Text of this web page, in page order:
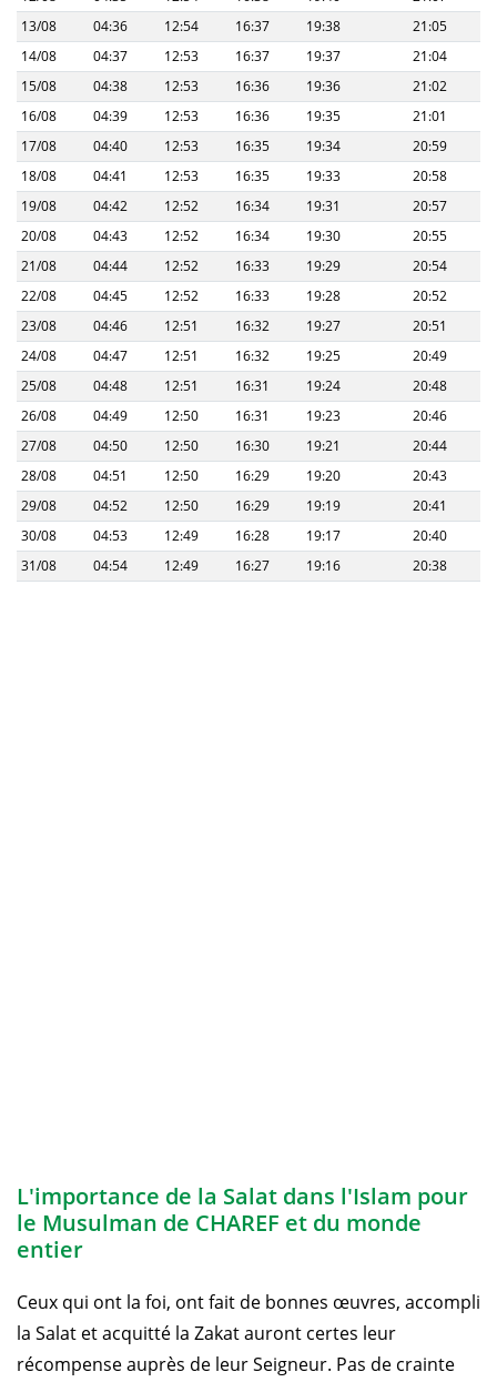
13/08
04:36 12:54 16:37 19:38
21:05
14/08
04:37 12:53 16:37 19:37
21:04
15/08
04:38 12:53 16:36 19:36
21:02
16/08
04:39 12:53 16:36 19:35
21:01
17/08
04:40 12:53 16:35 19:34
20:59
18/08
04:41 12:53 16:35 19:33
20:58
19/08
04:42 12:52 16:34 19:31
20:57
20/08
04:43 12:52 16:34 19:30
20:55
21/08
04:44 12:52 16:33 19:29
20:54
22/08
04:45 12:52 16:33 19:28
20:52
23/08
04:46 12:51 16:32 19:27
20:51
24/08
04:47 12:51 16:32 19:25
20:49
25/08
04:48 12:51 16:31 19:24
20:48
26/08
04:49 12:50 16:31 19:23
20:46
27/08
04:50 12:50 16:30 19:21
20:44
28/08
04:51 12:50 16:29 19:20
20:43
29/08
04:52 12:50 16:29 19:19
20:41
30/08
04:53 12:49 16:28 19:17
20:40
31/08
04:54 12:49 16:27 19:16 20:38
L'importance de la Salat dans l'Islam pour
le Musulman de CHAREF et du monde
entier
Ceux qui ont la foi, ont fait de bonnes œuvres, accompli
la Salat et acquitté la Zakat auront certes leur
récompense auprès de leur Seigneur. Pas de crainte